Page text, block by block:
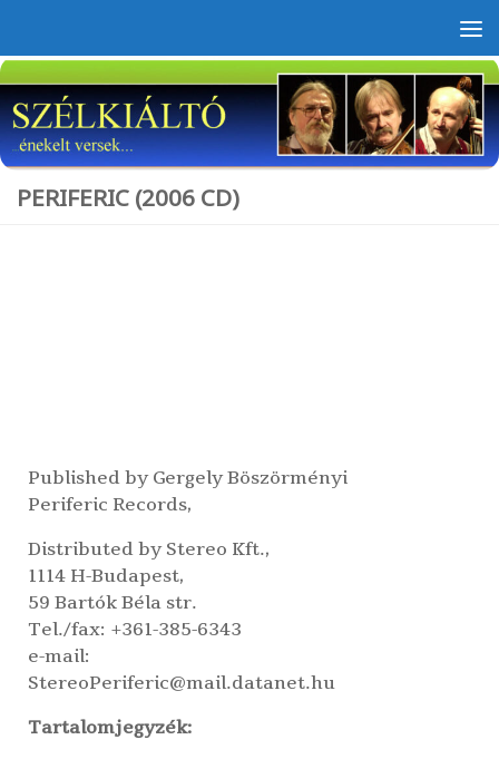
PERIFERIC (2006 CD)
Published byGergely Böszörményi
Periferic Records,
Distributed byStereo Kft.,
1114 H-Budapest,
59 Bartók Béla str.
Tel./fax: +361-385-6343
e-mail:
StereoPeriferic@mail.datanet.hu
Tartalomjegyzék: